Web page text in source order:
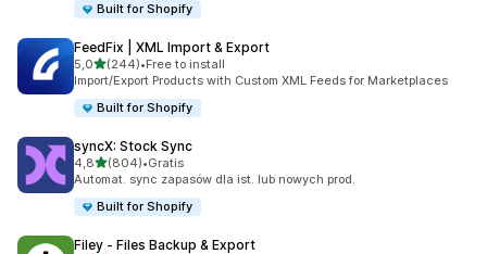
Built for Shopify
FeedFix | XML Import & Export
5,0na 5 gwiazdek
(244)
Łączna liczba recenzji: 244
•Free to install
Import/Export Products with Custom XML Feeds for Marketplaces
Built for Shopify
syncX: Stock Sync
4,8na 5 gwiazdek
(804)
Łączna liczba recenzji: 804
•Gratis
Automat. sync zapasów dla ist. lub nowych prod.
Built for Shopify
Filey ‑ Files Backup & Export